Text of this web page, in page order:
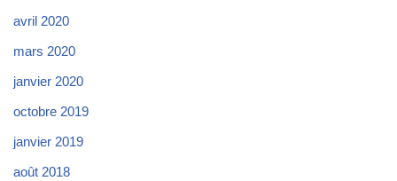
avril 2020
mars 2020
janvier 2020
octobre 2019
janvier 2019
août 2018